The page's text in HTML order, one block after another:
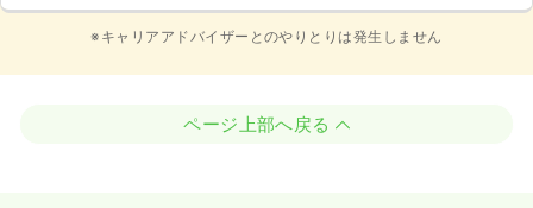
※キャリアアドバイザーとのやりとりは発生しません
ページ上部へ戻る